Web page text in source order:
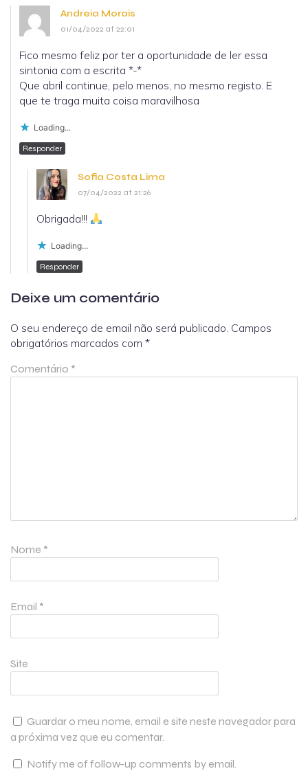
Andreia Morais
01/04/2022 at 22:01
Fico mesmo feliz por ter a oportunidade de ler essa
sintonia com a escrita *-*
Que abril continue, pelo menos, no mesmo registo. E
que te traga muita coisa maravilhosa
Loading...
Responder
Sofia Costa Lima
07/04/2022 at 21:26
Obrigada!!!
Loading...
Responder
Deixe um comentário
O seu endereço de email não será publicado. Campos
obrigatórios marcados com *
Comentário *
Nome *
Email *
Site
Guardar o meu nome, email e site neste navegador para
a próxima vez que eu comentar.
Notify me of follow-up comments by email.